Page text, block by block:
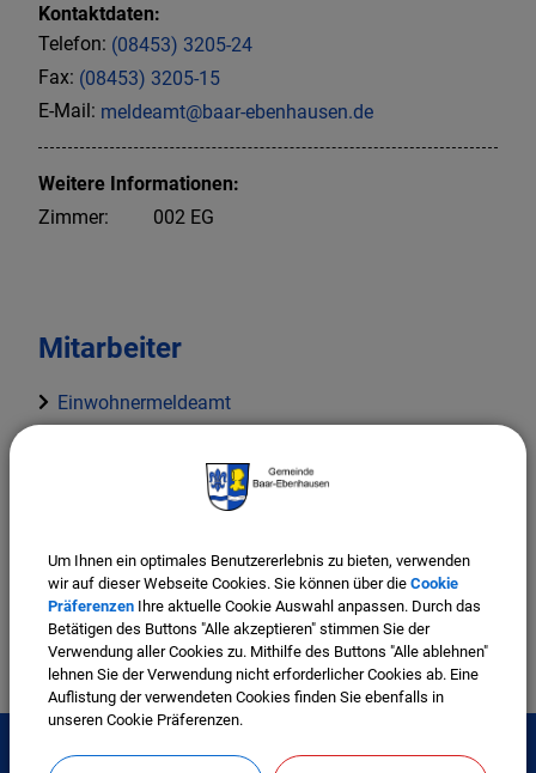
Kontaktdaten:
Telefon: (08453) 3205-24
Fax: (08453) 3205-15
E-Mail: meldeamt@baar-ebenhausen.de
Weitere Informationen:
Zimmer:
002 EG
Mitarbeiter
Einwohnermeldeamt
Verwaltungsleistungen
PIN und Aktivierung der Online-Ausweisfunktion
Um Ihnen ein optimales Benutzererlebnis zu bieten, verwenden
wir auf dieser Webseite Cookies. Sie können über die Cookie
Präferenzen Ihre aktuelle Cookie Auswahl anpassen. Durch das
Betätigen des Buttons "Alle akzeptieren" stimmen Sie der
Verwendung aller Cookies zu. Mithilfe des Buttons "Alle ablehnen"
lehnen Sie der Verwendung nicht erforderlicher Cookies ab. Eine
Auflistung der verwendeten Cookies finden Sie ebenfalls in
unseren Cookie Präferenzen.